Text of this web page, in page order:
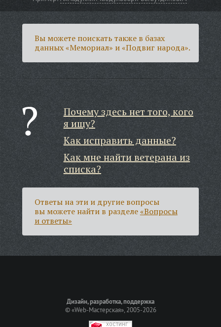
Вы можете поискать также в базах
данных «Мемориал» и «Подвиг народа».
Почему здесь нет того, кого
я ищу?
Как исправить данные?
Как мне найти ветерана из
списка?
Ответы на эти и другие вопросы
вы можете найти в разделе«Вопросы
и ответы»
Дизайн, разработка, поддержка
©«Web-Мастерская», 2005-2026